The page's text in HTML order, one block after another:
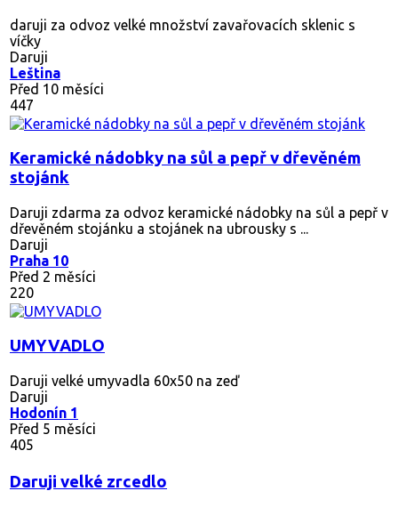
daruji za odvoz velké množství zavařovacích sklenic s
víčky
Daruji
Leština
Před 10 měsíci
447
Keramické nádobky na sůl a pepř v dřevěném
stojánk
Daruji zdarma za odvoz keramické nádobky na sůl a pepř v
dřevěném stojánku a stojánek na ubrousky s ...
Daruji
Praha 10
Před 2 měsíci
220
UMYVADLO
Daruji velké umyvadla 60x50 na zeď
Daruji
Hodonín 1
Před 5 měsíci
405
Daruji velké zrcedlo